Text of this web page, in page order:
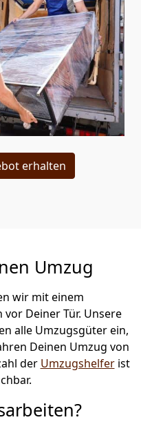
erhalten
Umzug
wir mit einem
Deiner Tür. Unsere
alle Umzugsgüter ein,
Deinen Umzug von
der Umzugshelferist